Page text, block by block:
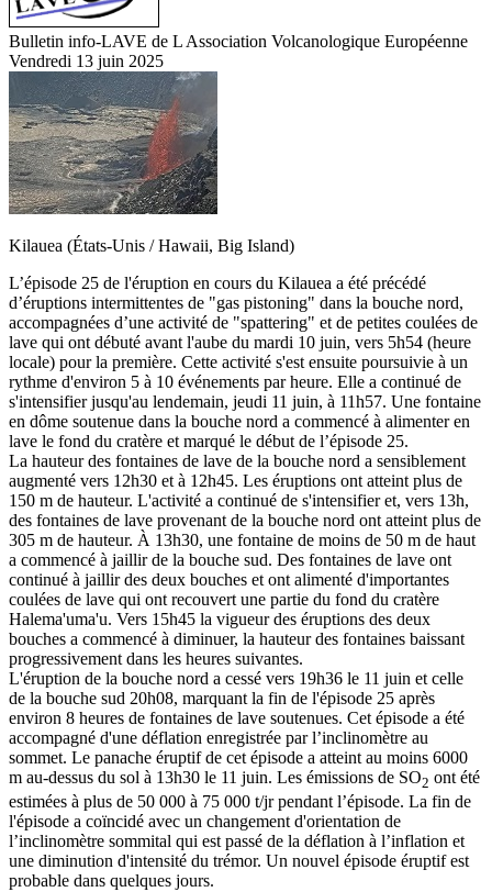
Bulletin info-LAVE de L Association Volcanologique Européenne
Vendredi 13 juin 2025
Kilauea (États-Unis / Hawaii, Big Island)
L’épisode 25 de l'éruption en cours du Kilauea a été précédé
d’éruptions intermittentes de "gas pistoning" dans la bouche nord,
accompagnées d’une activité de "spattering" et de petites coulées de
lave qui ont débuté avant l'aube du mardi 10 juin, vers 5h54 (heure
locale) pour la première. Cette activité s'est ensuite poursuivie à un
rythme d'environ 5 à 10 événements par heure. Elle a continué de
s'intensifier jusqu'au lendemain, jeudi 11 juin, à 11h57. Une fontaine
en dôme soutenue dans la bouche nord a commencé à alimenter en
lave le fond du cratère et marqué le début de l’épisode 25.
La hauteur des fontaines de lave de la bouche nord a sensiblement
augmenté vers 12h30 et à 12h45. Les éruptions ont atteint plus de
150 m de hauteur. L'activité a continué de s'intensifier et, vers 13h,
des fontaines de lave provenant de la bouche nord ont atteint plus de
305 m de hauteur. À 13h30, une fontaine de moins de 50 m de haut
a commencé à jaillir de la bouche sud. Des fontaines de lave ont
continué à jaillir des deux bouches et ont alimenté d'importantes
coulées de lave qui ont recouvert une partie du fond du cratère
Halema'uma'u. Vers 15h45 la vigueur des éruptions des deux
bouches a commencé à diminuer, la hauteur des fontaines baissant
progressivement dans les heures suivantes.
L'éruption de la bouche nord a cessé vers 19h36 le 11 juin et celle
de la bouche sud 20h08, marquant la fin de l'épisode 25 après
environ 8 heures de fontaines de lave soutenues. Cet épisode a été
accompagné d'une déflation enregistrée par l’inclinomètre au
sommet. Le panache éruptif de cet épisode a atteint au moins 6000
m au-dessus du sol à 13h30 le 11 juin. Les émissions de SO2 ont été
estimées à plus de 50 000 à 75 000 t/jr pendant l’épisode. La fin de
l'épisode a coïncidé avec un changement d'orientation de
l’inclinomètre sommital qui est passé de la déflation à l’inflation et
une diminution d'intensité du trémor. Un nouvel épisode éruptif est
probable dans quelques jours.